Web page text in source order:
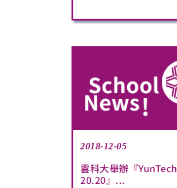
2018-12-05
雲科大舉辦『YunTech
20.20』...